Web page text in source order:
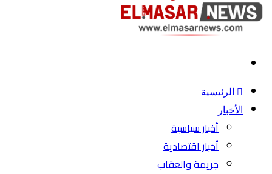
الرئيسية
الأخبار
أخبار سياسية
أخبار اقتصادية
جريمة والعقاب